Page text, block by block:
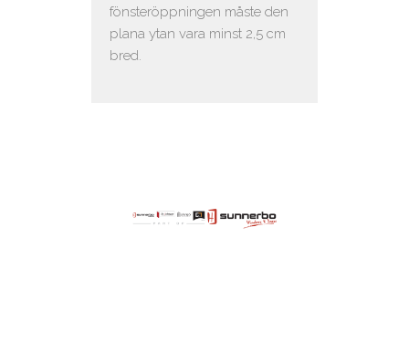
fönsteröppningen måste den
plana ytan vara minst 2,5 cm
bred.